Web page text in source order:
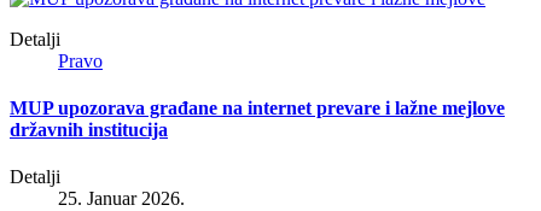
Detalji
Pravo
MUP upozorava građane na internet prevare i lažne mejlove
državnih institucija
Detalji
25. Januar 2026.